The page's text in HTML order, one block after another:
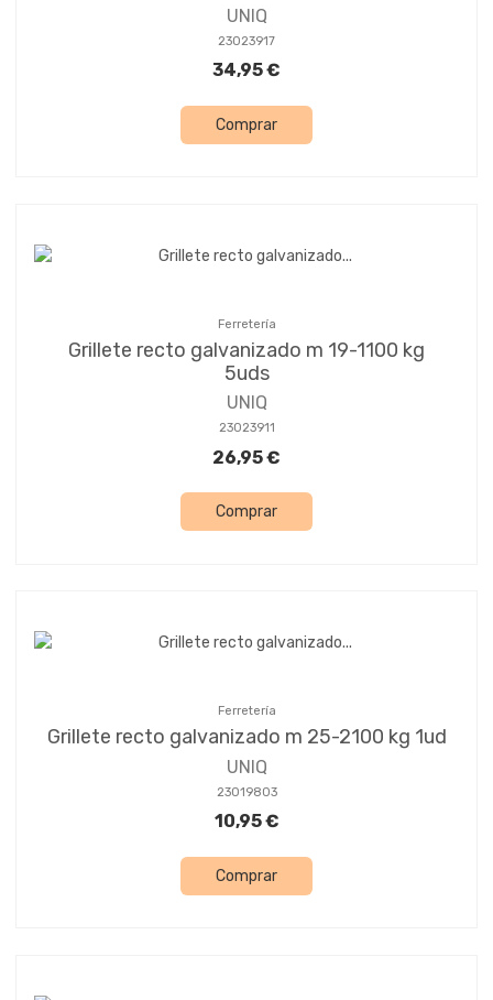
UNIQ
23023917
34,95 €
Comprar
Ferretería
Grillete recto galvanizado m 19-1100 kg
5uds
UNIQ
23023911
26,95 €
Comprar
Ferretería
Grillete recto galvanizado m 25-2100 kg 1ud
UNIQ
23019803
10,95 €
Comprar